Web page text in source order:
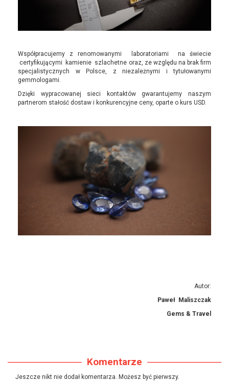
Współpracujemy z renomowanymi laboratoriami na świecie
certyfikującymi kamienie szlachetne oraz, ze względu na brak firm
specjalistycznych w Polsce, z niezależnymi i tytułowanymi
gemmologami.
Dzięki wypracowanej sieci kontaktów gwarantujemy naszym
partnerom stałość dostaw i konkurencyjne ceny, oparte o kurs USD.
Autor:
Paweł Maliszczak
Gems & Travel
Komentarze
Jeszcze nikt nie dodał komentarza. Możesz być pierwszy.